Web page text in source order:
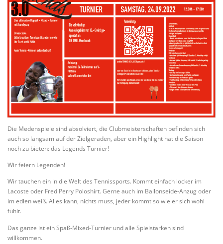
Die Medenspiele sind absolviert, die Clubmeisterschaften befinden sich
auch so langsam auf der Zielgeraden, aber ein Highlight hat die Saison
noch zu bieten: das Legends Turnier!
Wir feiern Legenden!
Wir tauchen ein in die Welt des Tennissports. Kommt einfach locker im
Lacoste oder Fred Perry Poloshirt. Gerne auch im Ballonseide-Anzug oder
im edlen weiß. Alles kann, nichts muss, jeder kommt so wie er sich wohl
fühlt.
Das ganze ist ein Spaß-Mixed-Turnier und alle Spielstärken sind
willkommen.